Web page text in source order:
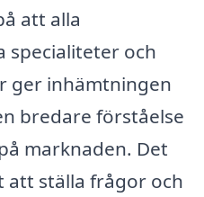
att alla
specialiteter och
ger inhämtningen
bredare förståelse
marknaden. Det
att ställa frågor och